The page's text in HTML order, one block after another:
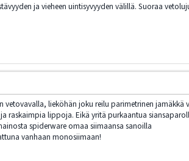
ja vieheen uintisyvyyden välillä. Suoraa
lieköhän joku reilu parimetrinen jamäkkä
raskaimpia lippoja. Eikä yritä purkaantua
spiderware omaa siimaansa sanoilla
vanhaan monosiimaan!